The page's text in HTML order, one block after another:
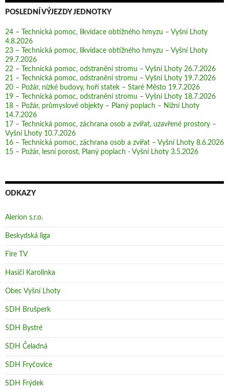
POSLEDNÍ VÝJEZDY JEDNOTKY
24 – Technická pomoc, likvidace obtížného hmyzu – Vyšní Lhoty
4.8.2026
23 – Technická pomoc, likvidace obtížného hmyzu – Vyšní Lhoty
29.7.2026
22 – Technická pomoc, odstranění stromu – Vyšní Lhoty 26.7.2026
21 – Technická pomoc, odstranění stromu – Vyšní Lhoty 19.7.2026
20 – Požár, nízké budovy, hoří statek – Staré Město 19.7.2026
19 – Technická pomoc, odstranění stromu – Vyšní Lhoty 18.7.2026
18 – Požár, průmyslové objekty – Planý poplach – Nižní Lhoty
14.7.2026
17 – Technická pomoc, záchrana osob a zvířat, uzavřené prostory –
Vyšní Lhoty 10.7.2026
16 – Technická pomoc, záchrana osob a zvířat – Vyšní Lhoty 8.6.2026
15 – Požár, lesní porost, Planý poplach - Vyšní Lhoty 3.5.2026
ODKAZY
Alerion s.r.o.
Beskydská liga
Fire TV
Hasiči Karolinka
Obec Vyšní Lhoty
SDH Brušperk
SDH Bystré
SDH Čeladná
SDH Fryčovice
SDH Frýdek